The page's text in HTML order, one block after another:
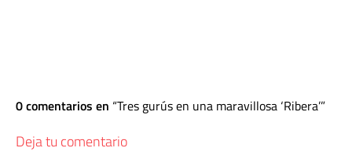
0 comentarios en Tres gurús en una maravillosa ‘Ribera’
Deja tu comentario